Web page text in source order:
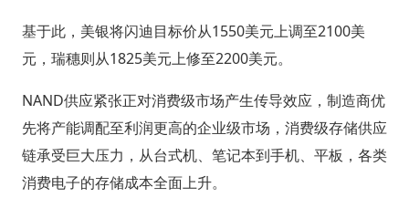
基于此，美银将闪迪目标价从1550美元上调至2100美
元，瑞穗则从1825美元上修至2200美元。
NAND供应紧张正对消费级市场产生传导效应，制造商优
先将产能调配至利润更高的企业级市场，消费级存储供应
链承受巨大压力，从台式机、笔记本到手机、平板，各类
消费电子的存储成本全面上升。